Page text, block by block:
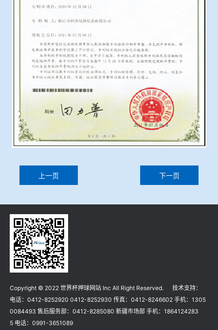
上一页 下一页
Copyright © 2022 世界杯押球网站 Inc All Right Reserved. 技术支持：
电话：0412-8252920 0412-8252930 传真：0412-8246602 手机：1305
0084493 售后服务部：0412-8285080 新疆市场部 手机：1864124283
5 电话：0991-3651089